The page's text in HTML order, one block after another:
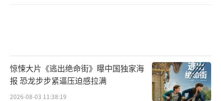
惊悚大片《逃出绝命街》曝中国独家海
报 恐龙步步紧逼压迫感拉满
2026-08-03 11:38:19